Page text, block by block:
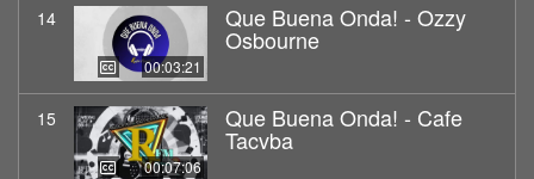
14
00:03:21
Que Buena Onda! - Ozzy
Osbourne
15
00:07:06
Que Buena Onda! - Cafe
Tacvba